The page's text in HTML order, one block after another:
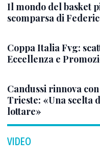
Il mondo del basket
scomparsa di
Coppa Italia Fvg:
Eccellenza e
Candussi rinnova
Trieste: «Una scelta
lottare»
VIDEO